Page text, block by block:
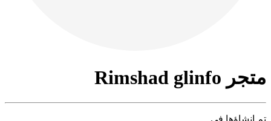
متجر Rimshad glinfo
تم إنشاؤها في